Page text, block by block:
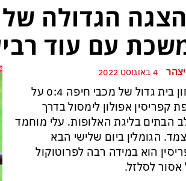
הגדולה
עם עוד
ניצחון בית גדול של מכבי חיפה 0:4 על
קפריסין אפולון לימסול בדרך
הבתים בליגת האלופות. עלי מוחמד
הגומלין ביום שלישי הבא
הוא במידה רבה לפרוטוקול
אסור לסלזל.